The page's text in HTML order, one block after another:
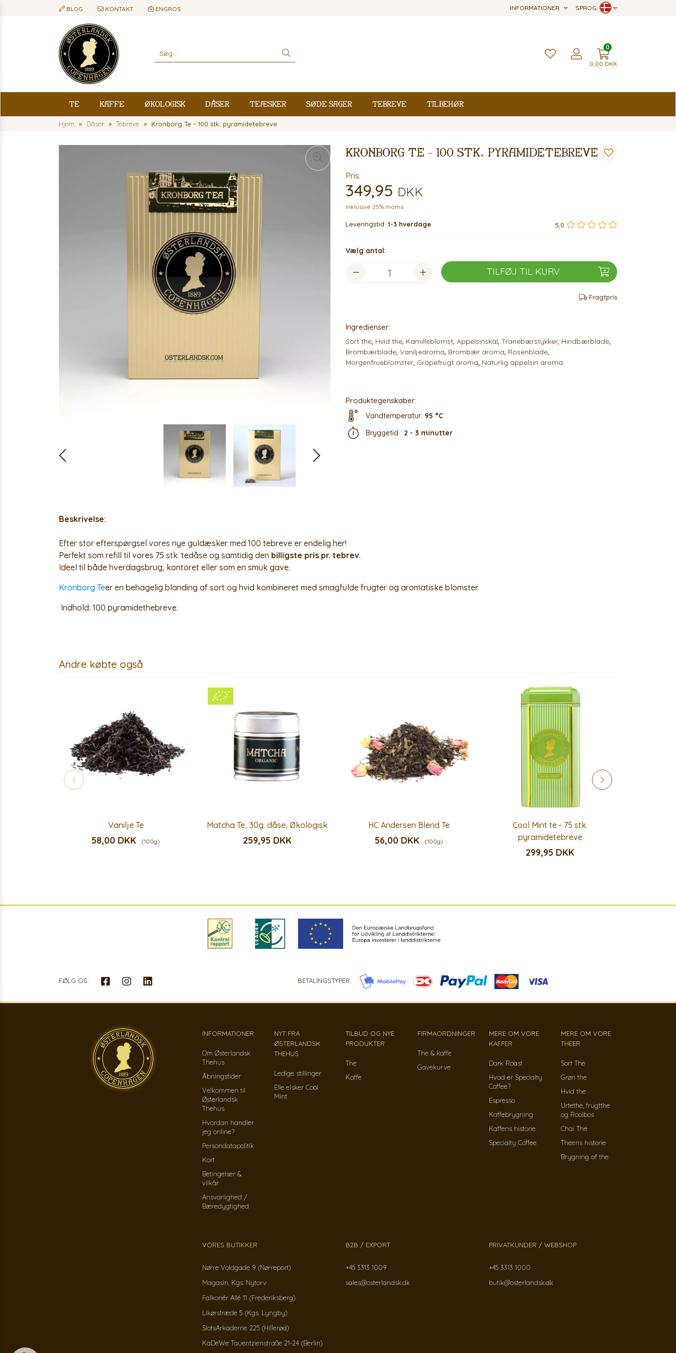
BLOG KONTAKT ENGROS SPROG:
INFORMATIONER
0,00 DKK
0
Te Kaffe Økologisk Dåser Teæsker Søde sager Tebreve Tilbehør
Hjem Dåser Tebreve Kronborg Te - 100 stk. pyramidetebreve
Kronborg Te - 100 stk. pyramidetebreve
Pris:
349,95 DKK
Inklusive 25% moms
Leveringstid: 1-3 hverdage 5,0
Vælg antal:
TILFØJ TIL KURV
Fragtpris
Ingredienser:
Sort the, Hvid the, Kamilleblomst, Appelsinskal, Tranebærstykker, Hindbærblade,
Brombærblade, Vaniljearoma, Brombær aroma, Rosenblade,
Morgenfrueblomster, Grapefrugt aroma, Naturlig appelsin aroma
Produktegenskaber:
Vandtemperatur: 95 °C
Bryggetid : 2 - 3 minutter
Beskrivelse:
Efter stor efterspørgsel vores nye guldæsker med 100 tebreve er endelig her!
Perfekt som refill til vores 75 stk. tedåse og samtidig den billigste pris pr. tebrev.
Ideel til både hverdagsbrug, kontoret eller som en smuk gave.
Kronborg Teer en behagelig blanding af sort og hvid kombineret med smagfulde frugter og aromatiske blomster.
Indhold: 100 pyramidethebreve.
Andre købte også
Vanilje Te
58,00 DKK (100g)
Matcha Te, 30g. dåse, Økologisk
259,95 DKK
HC Andersen Blend Te
56,00 DKK (100g)
Cool Mint te - 75 stk.
pyramidetebreve
299,95 DKK
FØLG OS: BETALINGSTYPER:
INFORMATIONER
Om Østerlandsk
Thehus
Åbningstider
Velkommen til
Østerlandsk
Thehus
Hvordan handler
jeg online?
Persondatapolitik
Kort
Betingelser &
vilkår
Ansvarlighed /
Bæredygtighed
NYT FRA
ØSTERLANDSK
THEHUS
Ledige stillinger
Elle elsker Cool
Mint
TILBUD OG NYE
PRODUKTER
The
Kaffe
FIRMAORDNINGER
The & kaffe
Gavekurve
MERE OM VORE
KAFFER
Dark Roast
Hvad er Specialty
Coffee?
Espresso
Kaffebrygning
Kaffens historie
Specialty Coffee
MERE OM VORE
THEER
Sort The
Grøn the
Hvid the
Urtethe, frugtthe
og Rooibos
Chai The
Theens historie
Brygning af the
VORES BUTIKKER
Nørre Voldgade 9 (Nørreport)
Magasin, Kgs. Nytorv
Falkonér Allé 11 (Frederiksberg)
Likørstræde 5 (Kgs. Lyngby)
SlotsArkaderne 225 (Hillerød)
KaDeWe Tauentzienstraße 21-24 (Berlin)
B2B / EXPORT
+45 3313 1009
sales@osterlandsk.dk
PRIVATKUNDER / WEBSHOP
+45 3313 1000
butik@osterlandsk.dk